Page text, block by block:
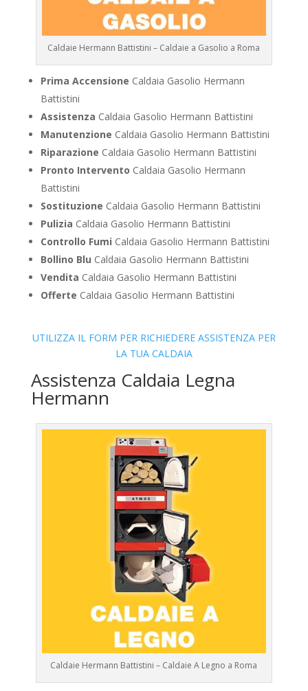
Caldaie Hermann Battistini – Caldaie a Gasolio a Roma
Prima Accensione Caldaia Gasolio Hermann
Battistini
Assistenza Caldaia Gasolio Hermann Battistini
Manutenzione Caldaia Gasolio Hermann Battistini
Riparazione Caldaia Gasolio Hermann Battistini
Pronto Intervento Caldaia Gasolio Hermann
Battistini
Sostituzione Caldaia Gasolio Hermann Battistini
Pulizia Caldaia Gasolio Hermann Battistini
Controllo Fumi Caldaia Gasolio Hermann Battistini
Bollino Blu Caldaia Gasolio Hermann Battistini
Vendita Caldaia Gasolio Hermann Battistini
Offerte Caldaia Gasolio Hermann Battistini
UTILIZZA IL FORM PER RICHIEDERE ASSISTENZA PER
LA TUA CALDAIA
Assistenza Caldaia Legna
Hermann
Caldaie Hermann Battistini – Caldaie A Legno a Roma